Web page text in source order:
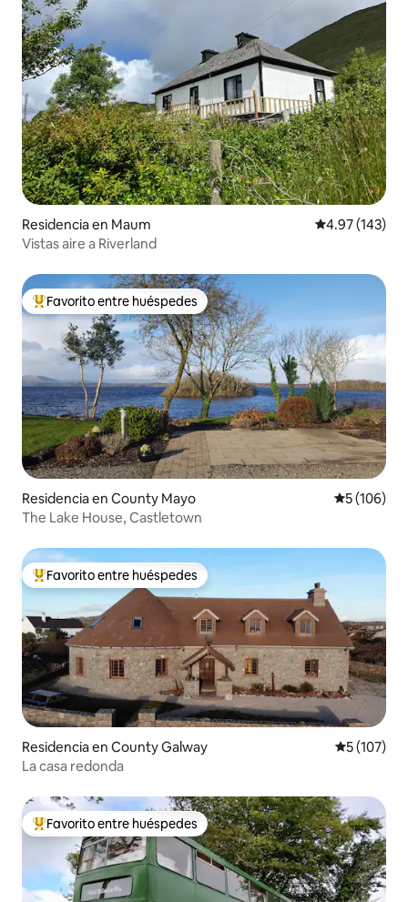
Residencia en Maum Calificación
4.97 (143)
Vistas aire a Riverland
De los mejores en Favorito entre huéspedes
Favorito entre huéspedes
Residencia en County Mayo
5 (106)
The Lake House, Castletown
De los mejores en Favorito entre huéspedes
Favorito entre huéspedes
Residencia en County Galway
5 (107)
La casa redonda
De los mejores en Favorito entre huéspedes
Favorito entre huéspedes